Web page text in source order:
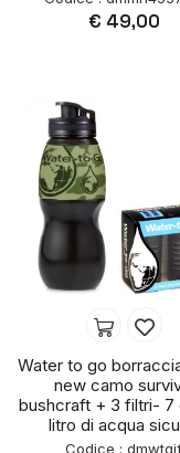
€ 49,00
Water to go
new camo
bushcraft + 3 filtri- 7
litro di acqua
Codice :